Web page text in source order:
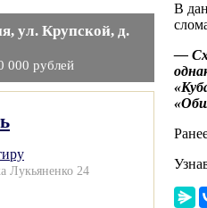
ул. Крупской, д.
000 рублей
Лукьяненко 24
В
—